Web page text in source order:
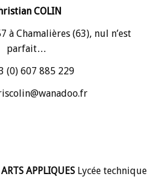
COLIN
à Chamalières (63), nul n’est
parfait…
(0) 607 885 229
APPLIQUES Lycée technique